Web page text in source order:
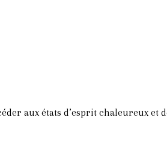
aux états d’esprit chaleureux et